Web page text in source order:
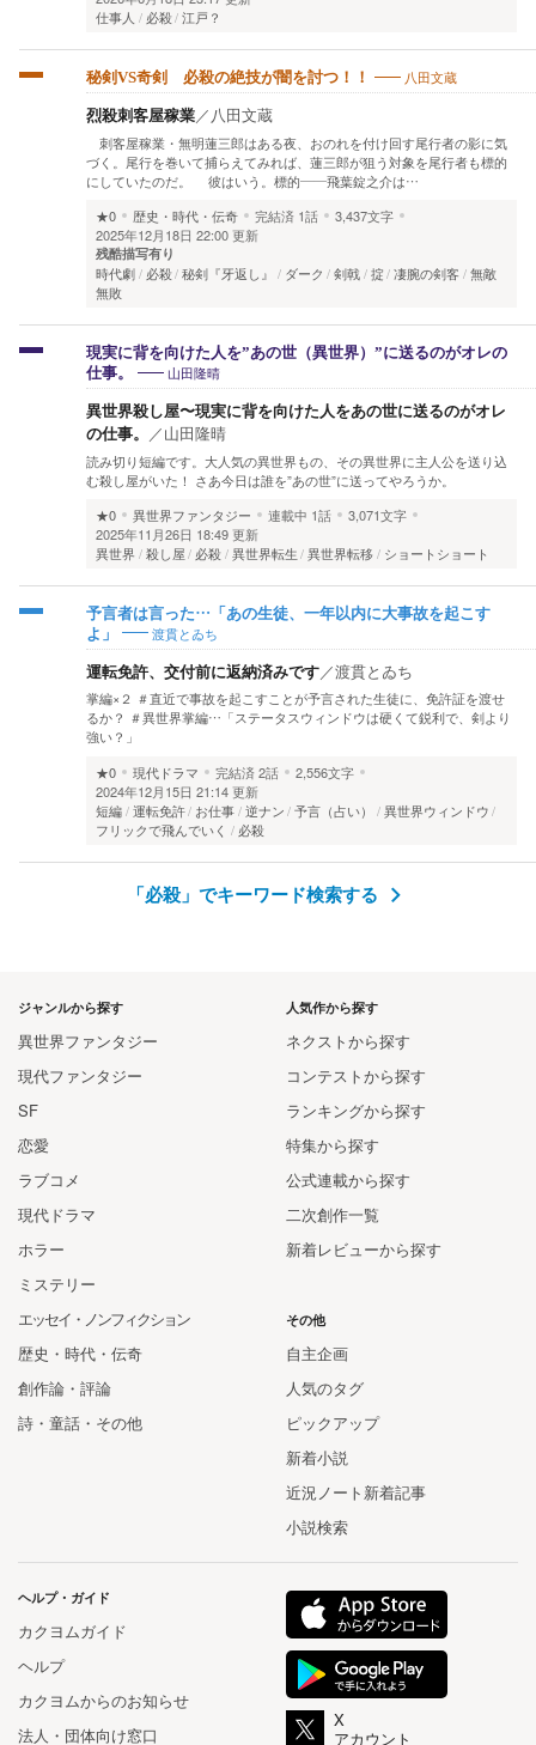
仕事人
必殺 江戸？
秘剣VS奇剣 必殺の絶技が闇を討つ！！ 八田文蔵
烈殺刺客屋稼業／八田文蔵
刺客屋稼業・無明蓮三郎はある夜、おのれを付け回す尾行者の影に気
づく。尾行を巻いて捕らえてみれば、蓮三郎が狙う対象を尾行者も標的
にしていたのだ。 彼はいう。標的——飛葉錠之介は…
★0
歴史・時代・伝奇 完結済 1話
3,437文字
2025年12月18日 22:00 更新
残酷描写有り
時代劇 必殺 秘剣『牙返し』 ダーク 剣戟 掟 凄腕の剣客 無敵
無敗
現実に背を向けた人を”あの世（異世界）”に送るのがオレの
仕事。
山田隆晴
異世界殺し屋〜現実に背を向けた人をあの世に送るのがオレ
の仕事。 ／山田隆晴
読み切り短編です。大人気の異世界もの、その異世界に主人公を送り込
む殺し屋がいた！ さあ今日は誰を”あの世”に送ってやろうか。
★0
異世界ファンタジー 連載中 1話
3,071文字
2025年11月26日 18:49 更新
異世界
殺し屋 必殺 異世界転生 異世界転移 ショートショート
予言者は言った…「あの生徒、一年以内に大事故を起こす
よ」
渡貫とゐち
運転免許、交付前に返納済みです／渡貫とゐち
掌編×２ ＃直近で事故を起こすことが予言された生徒に、免許証を渡せ
るか？ ＃異世界掌編…「ステータスウィンドウは硬くて鋭利で、剣より
強い？」
★0
現代ドラマ 完結済2話
2,556文字
2024年12月15日 21:14 更新
短編 運転免許 お仕事 逆ナン 予言（占い）
異世界ウィンドウ
フリックで飛んでいく
必殺
「必殺」でキーワード検索する
人気作から探す
ネクストから探す
コンテストから探す
ランキングから探す
特集から探す
公式連載から探す
二次創作一覧
新着レビューから探す
ジャンルから探す
異世界ファンタジー
現代ファンタジー
SF
恋愛
ラブコメ
現代ドラマ
ホラー
ミステリー
エッセイ・ノンフィクション
歴史・時代・伝奇
創作論・評論
詩・童話・その他
その他
自主企画
人気のタグ
ピックアップ
新着小説
近況ノート新着記事
小説検索
ヘルプ・ガイド
カクヨムガイド
ヘルプ
カクヨムからのお知らせ
法人・団体向け窓口
X
アカウント